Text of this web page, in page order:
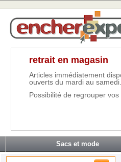
retrait en magasin
Articles immédiatement
ouverts du mardi au samedi.
Possibilité de regrouper
Sacs et mode